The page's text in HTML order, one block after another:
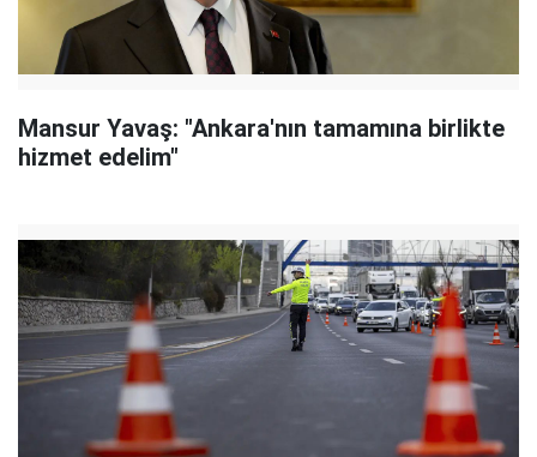
Mansur Yavaş: "Ankara'nın tamamına birlikte
hizmet edelim"